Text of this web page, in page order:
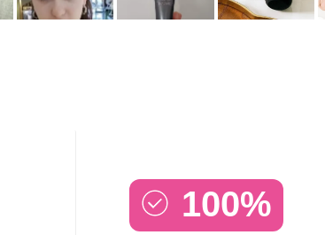
100%